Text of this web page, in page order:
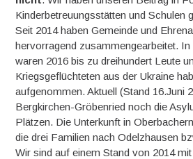
Kinderbetreuungsstätten und Schulen
Seit 2014 haben Gemeinde und
hervorragend zusammengearbeitet. In
waren 2016 bis zu dreihundert Leute
Kriegsgeflüchteten aus der Ukraine
aufgenommen. Aktuell (Stand 16.Juni
Bergkirchen-Gröbenried noch die
Plätzen. Die Unterkunft in
die drei Familien nach Odelzhausen
Wir sind auf einem Stand von 2014